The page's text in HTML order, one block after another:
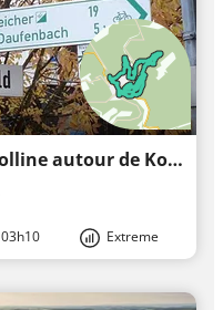
Courte promenade sur la colline autour de Kordel
03h10 Extreme